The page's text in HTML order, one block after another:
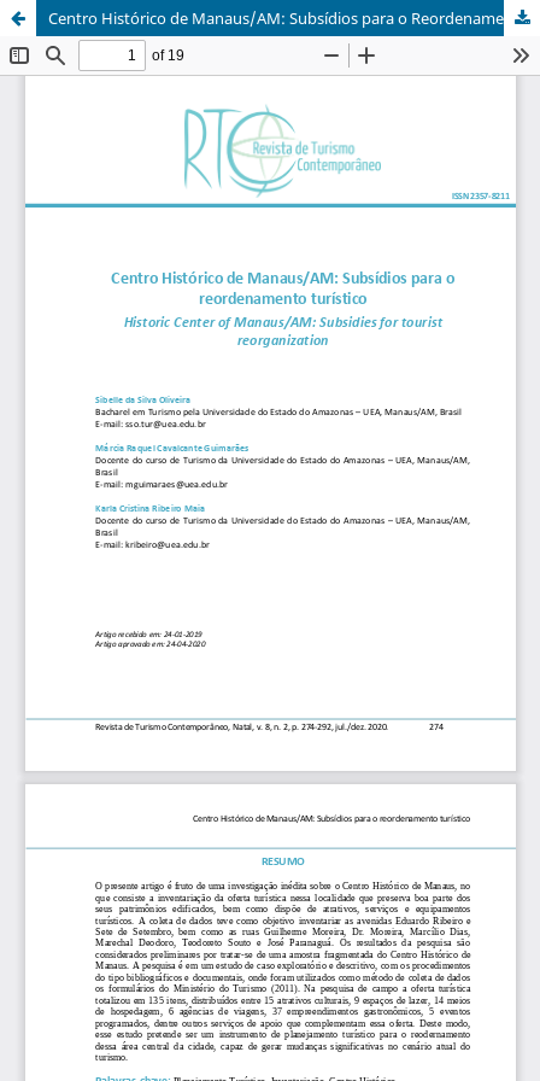
Centro Histórico de Manaus/AM: Subsídios para o Reordenamento Turístico